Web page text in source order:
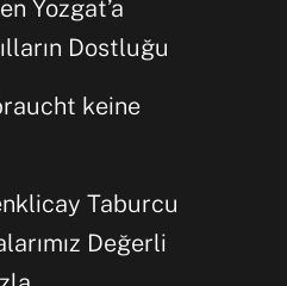
Yozgat’a
Dostluğu
keine
Taburcu
Değerli